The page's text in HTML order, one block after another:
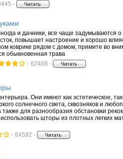
-
и дачники, все чаще задумываются о
повышает настроение и хорошо
коврике рядом с домом, примите во
обыкновенная трава
- 62408 -
Они имеют как эстетическое, так
солнечного света, сквозняков и
для разнообразия обстановки
шторы из плотных легких
- 64592 -